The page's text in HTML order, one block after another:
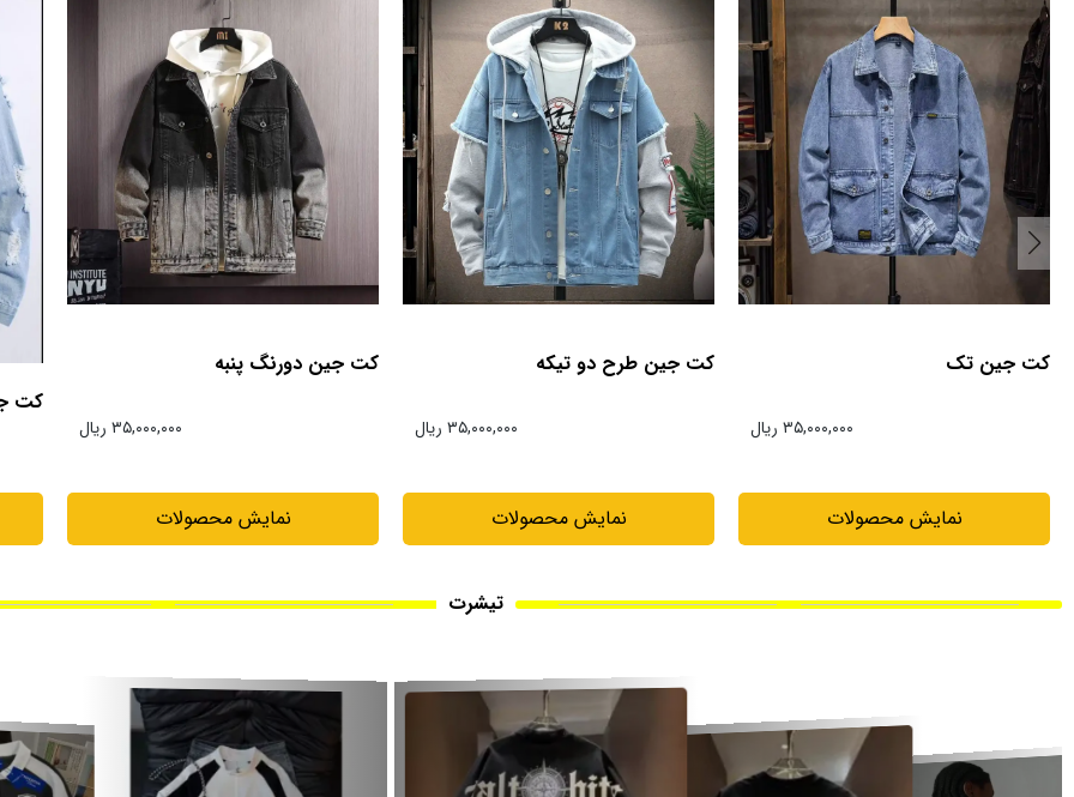
کت جین طرح دو تیکه
۳۵,۰۰۰,۰۰۰ ریال
نمایش محصولات
کت جین دورنگ پنبه
۳۵,۰۰۰,۰۰۰ ریال
نمایش محصولات نمایش محصولات
تیشرت